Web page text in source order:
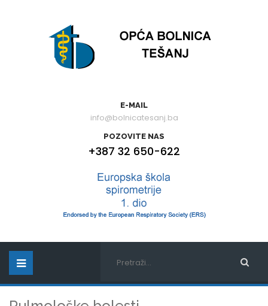
E-MAIL
info@bolnicatesanj.ba
POZOVITE NAS
+387 32 650-622